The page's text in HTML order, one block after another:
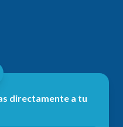
directamente a tu